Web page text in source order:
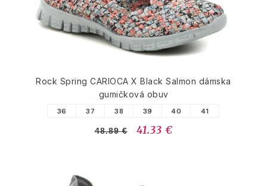
Rock Spring CARIOCA X Black Salmon dámska
gumičková obuv
36 37 38 39 40 41
48.89 € 41.33 €